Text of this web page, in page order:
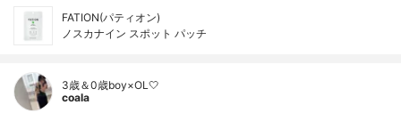
FATION(パティオン)
ノスカナイン スポット パッチ
3歳＆0歳boy×OL🤍
coala